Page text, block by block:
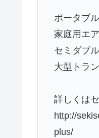
ポータブ
家庭用エ
セミダブ
大型トラ
詳しくは
http://
plus/